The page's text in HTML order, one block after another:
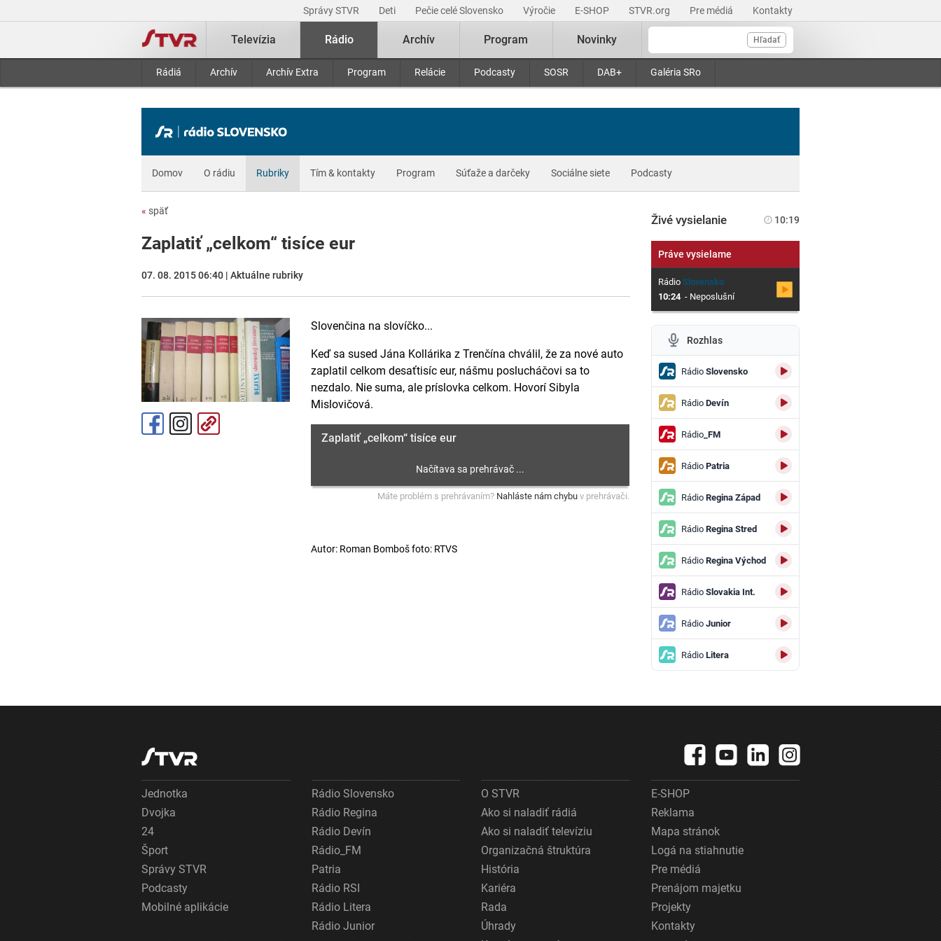
Správy STVR Deti Pečie celé Slovensko Výročie E-SHOP STVR.org Pre médiá Kontakty
Hľadať
Televízia Rádio
Rádiá Archív Archív Extra Program Relácie Podcasty SOSR DAB+ Galéria SRo
Archív Program Novinky
Domov O rádiu Rubriky Tím & kontakty Program Súťaže a darčeky Sociálne siete Podcasty
« späť
Zaplatiť „celkom“ tisíce eur
07. 08. 2015 06:40 | Aktuálne rubriky
Slovenčina na slovíčko...
Keď sa sused Jána Kollárika z Trenčína chválil, že za nové auto
zaplatil celkom desaťtisíc eur, nášmu poslucháčovi sa to
nezdalo. Nie suma, ale príslovka celkom. Hovorí Sibyla
Mislovičová.
Zaplatiť „celkom“ tisíce eur
Máte problém s prehrávaním? Nahláste nám chybu v prehrávači.
Autor: Roman Bomboš foto: RTVS
Živé vysielanie 10:19
Práve vysielame
RádioSlovensko
10:24 - Neposlušní
Rozhlas
RádioSlovensko
RádioDevín
Rádio_FM
RádioPatria
RádioRegina Západ
RádioRegina Stred
RádioRegina Východ
RádioSlovakia Int.
RádioJunior
RádioLitera
Jednotka
Dvojka
24
Šport
Správy STVR
Podcasty
Mobilné aplikácie
Rádio Slovensko
Rádio Regina
Rádio Devín
Rádio_FM
Patria
Rádio RSI
Rádio Litera
Rádio Junior
O STVR
Ako si naladiť rádiá
Ako si naladiť televíziu
Organizačná štruktúra
História
Kariéra
Rada
Úhrady
E-SHOP
Reklama
Mapa stránok
Logá na stiahnutie
Pre médiá
Prenájom majetku
Projekty
Kontakty